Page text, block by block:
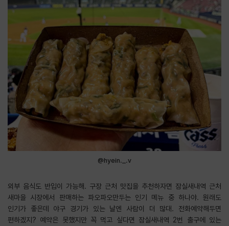
@hyein._.v
외부 음식도 반입이 가능해. 구장 근처 맛집을 추천하자면 잠실새내역 근처
새마을 시장에서 판매하는 파오파오만두는 인기 메뉴 중 하나야. 원래도
인기가 좋은데 야구 경기가 있는 날엔 사람이 더 많대. 전화예약해두면
편하겠지? 예약은 못했지만 꼭 먹고 싶다면 잠실새내역 2번 출구에 있는